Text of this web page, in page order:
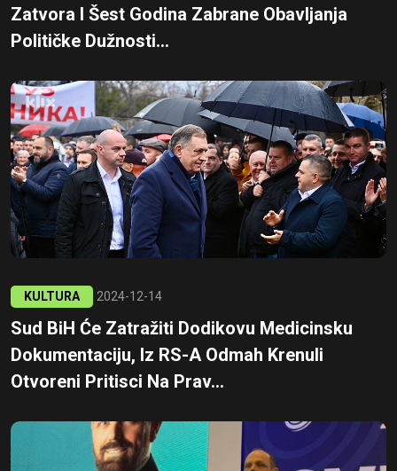
Zatvora I Šest Godina Zabrane Obavljanja
Političke Dužnosti...
KULTURA 2024-12-14
Sud BiH Će Zatražiti Dodikovu Medicinsku
Dokumentaciju, Iz RS-A Odmah Krenuli
Otvoreni Pritisci Na Prav...